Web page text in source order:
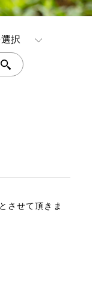
させて頂きま